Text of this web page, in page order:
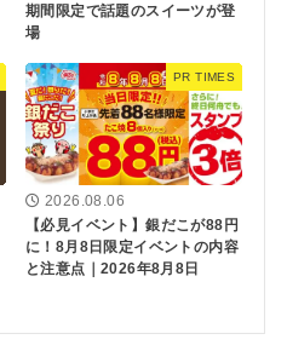
期間限定で話題のスイーツが登
場
PR TIMES
2026.08.06
【必見イベント】銀だこが88円
に！8月8日限定イベントの内容
と注意点｜2026年8月8日